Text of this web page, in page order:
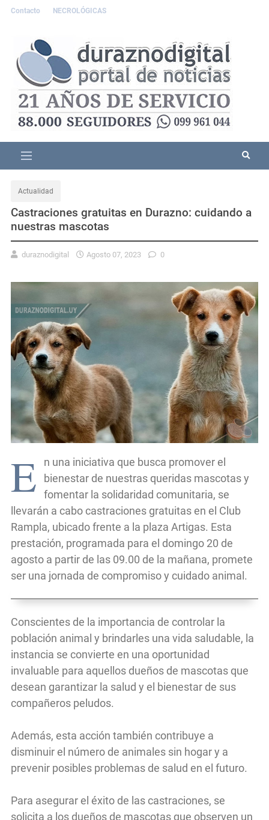
Contacto NECROLÓGICAS
Actualidad
Castraciones gratuitas en Durazno: cuidando a
nuestras mascotas
duraznodigital Agosto 07, 2023 0
E
n una iniciativa que busca promover el
bienestar de nuestras queridas mascotas y
fomentar la solidaridad comunitaria, se
llevarán a cabo castraciones gratuitas en el Club
Rampla, ubicado frente a la plaza Artigas. Esta
prestación, programada para el domingo 20 de
agosto a partir de las 09.00 de la mañana, promete
ser una jornada de compromiso y cuidado animal.
Conscientes de la importancia de controlar la
población animal y brindarles una vida saludable, la
instancia se convierte en una oportunidad
invaluable para aquellos dueños de mascotas que
desean garantizar la salud y el bienestar de sus
compañeros peludos.
Además, esta acción también contribuye a
disminuir el número de animales sin hogar y a
prevenir posibles problemas de salud en el futuro.
Para asegurar el éxito de las castraciones, se
solicita a los dueños de mascotas que observen un